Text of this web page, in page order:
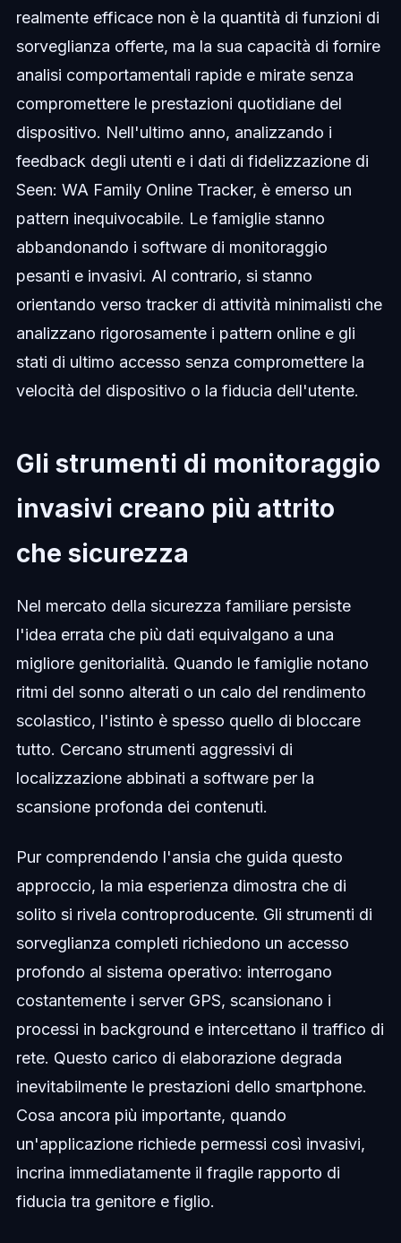
realmente efficace non è la quantità di funzioni di
sorveglianza offerte, ma la sua capacità di fornire
analisi comportamentali rapide e mirate senza
compromettere le prestazioni quotidiane del
dispositivo. Nell'ultimo anno, analizzando i
feedback degli utenti e i dati di fidelizzazione di
Seen: WA Family Online Tracker, è emerso un
pattern inequivocabile. Le famiglie stanno
abbandonando i software di monitoraggio
pesanti e invasivi. Al contrario, si stanno
orientando verso tracker di attività minimalisti che
analizzano rigorosamente i pattern online e gli
stati di ultimo accesso senza compromettere la
velocità del dispositivo o la fiducia dell'utente.
Gli strumenti di monitoraggio
invasivi creano più attrito
che sicurezza
Nel mercato della sicurezza familiare persiste
l'idea errata che più dati equivalgano a una
migliore genitorialità. Quando le famiglie notano
ritmi del sonno alterati o un calo del rendimento
scolastico, l'istinto è spesso quello di bloccare
tutto. Cercano strumenti aggressivi di
localizzazione abbinati a software per la
scansione profonda dei contenuti.
Pur comprendendo l'ansia che guida questo
approccio, la mia esperienza dimostra che di
solito si rivela controproducente. Gli strumenti di
sorveglianza completi richiedono un accesso
profondo al sistema operativo: interrogano
costantemente i server GPS, scansionano i
processi in background e intercettano il traffico di
rete. Questo carico di elaborazione degrada
inevitabilmente le prestazioni dello smartphone.
Cosa ancora più importante, quando
un'applicazione richiede permessi così invasivi,
incrina immediatamente il fragile rapporto di
fiducia tra genitore e figlio.